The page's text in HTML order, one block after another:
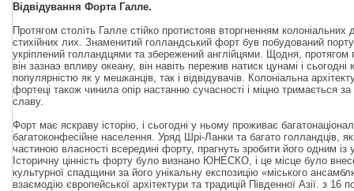
Відвідування Форта Галле.
Протягом століть Галле стійко протистояв вторгненням колоніальних
стихійних лих. Знаменитий голландський форт був побудований
укріплений голландцями та збережений англійцями. Щодня, протягом
він зазнаэ впливу океану, він навіть пережив натиск цунамі і сьогодні
популярністю як у мешканців, так і відвідувачів. Колоніальна
фортеці також чинила опір настанню сучасності і міцно тримається
славу.
Форт має яскраву історію, і сьогодні у ньому проживає
багатоконфесійне населення. Уряд Шрі-Ланки та багато голландців,
частиною власності всередині форту, прагнуть зробити його одним із
Історичну цінність форту було визнано ЮНЕСКО, і це місце було
культурної спадщини за його унікальну експозицію «міського
взаємодію європейської архітектури та традицій Південної Азії. з 16